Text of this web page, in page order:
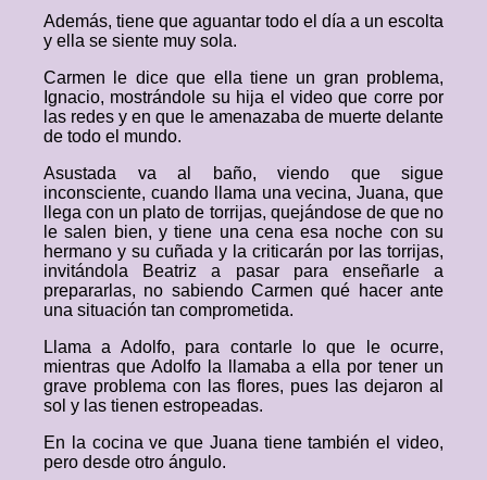
Además, tiene que aguantar todo el día a un escolta
y ella se siente muy sola.
Carmen le dice que ella tiene un gran problema,
Ignacio, mostrándole su hija el video que corre por
las redes y en que le amenazaba de muerte delante
de todo el mundo.
Asustada va al baño, viendo que sigue
inconsciente, cuando llama una vecina, Juana, que
llega con un plato de torrijas, quejándose de que no
le salen bien, y tiene una cena esa noche con su
hermano y su cuñada y la criticarán por las torrijas,
invitándola Beatriz a pasar para enseñarle a
prepararlas, no sabiendo Carmen qué hacer ante
una situación tan comprometida.
Llama a Adolfo, para contarle lo que le ocurre,
mientras que Adolfo la llamaba a ella por tener un
grave problema con las flores, pues las dejaron al
sol y las tienen estropeadas.
En la cocina ve que Juana tiene también el video,
pero desde otro ángulo.